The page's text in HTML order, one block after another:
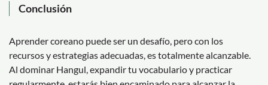
Conclusión
Aprender coreano puede ser un desafío, pero con los
recursos y estrategias adecuadas, es totalmente alcanzable.
Al dominar Hangul, expandir tu vocabulario y practicar